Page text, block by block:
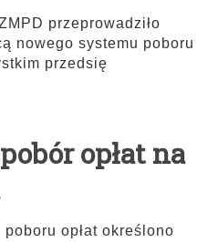
przeprowadziło
nowego systemu poboru
przedsię
opłat na
opłat określono